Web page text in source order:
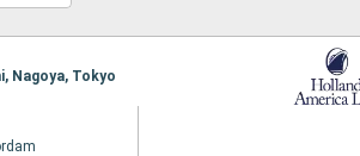
Nagoya, Tokyo